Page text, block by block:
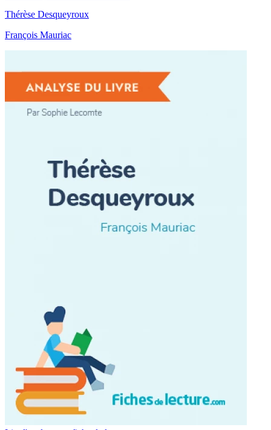
Thérèse Desqueyroux
François Mauriac